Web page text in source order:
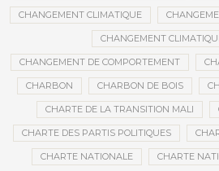
CHANGEMENT CLIMATIQUE
CHANGEMENT
CHANGEMENT DE COMPORTEMENT
CHARBON CHARBON DE BOIS
CHARTE DE LA TRANSITION MALI
CHARTE DES PARTIS POLITIQUES
CHARTE NATIONALE CHARTE